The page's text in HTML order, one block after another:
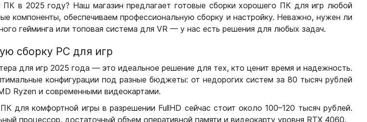
ПК в 2025 году? Наш магазин предлагает готовые сборки хорошего ПК для игр любой
компоненты, обеспечиваем профессиональную сборку и настройку. Неважно, нужен ли
гейминга или топовая система для VR — у нас есть решения для любых задач.
сборку РС для игр
для игр 2025 года — это идеальное решение для тех, кто ценит время и надежность.
конфигурации под разные бюджеты: от недорогих систем за 80 тысяч рублей
Ryzen и современными видеокартами.
для комфортной игры в разрешении FullHD сейчас стоит около 100–120 тысяч рублей.
процессор, достаточный объем оперативной памяти и видеокарту уровня RTX 4060.